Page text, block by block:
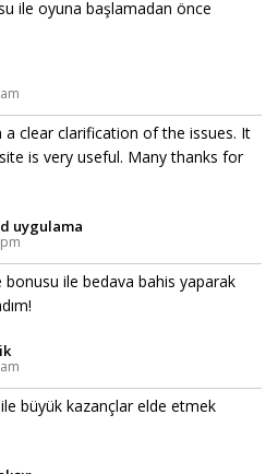
ile oyuna başlamadan önce
a clear clarification of the issues. It
is very useful. Many thanks for
uygulama
ile bedava bahis yaparak
büyük kazançlar elde etmek